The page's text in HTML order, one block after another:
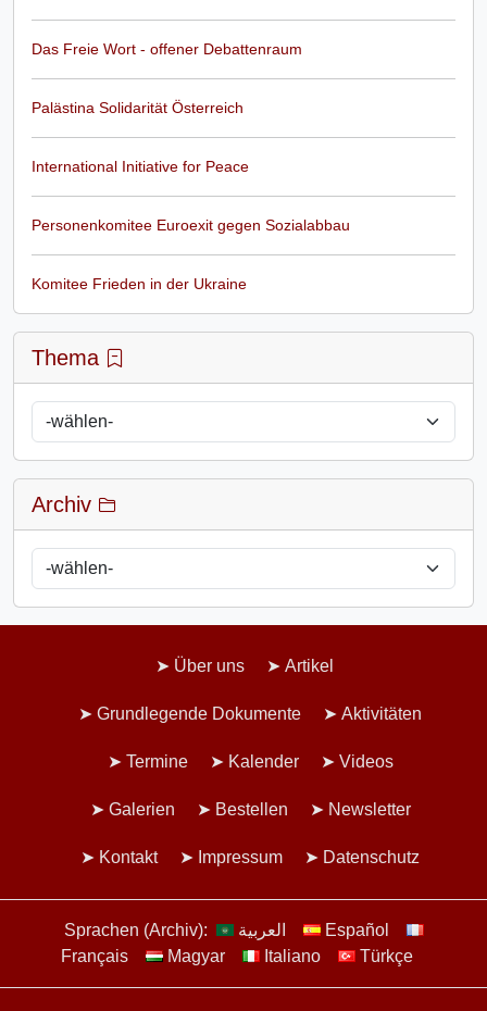
Das Freie Wort - offener Debattenraum
Palästina Solidarität Österreich
International Initiative for Peace
Personenkomitee Euroexit gegen Sozialabbau
Komitee Frieden in der Ukraine
Thema
Archiv
Über uns Artikel
Grundlegende Dokumente Aktivitäten
Termine Kalender Videos
Galerien Bestellen Newsletter
Kontakt Impressum Datenschutz
Sprachen (Archiv): العربية
Español
Français
Magyar Italiano Türkçe